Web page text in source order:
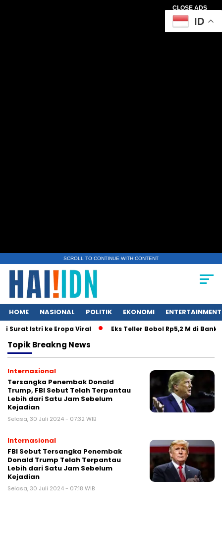
CLOSE ADS
SCROLL TO CONTINUE WITH CONTENT
HOME NASIONAL POLITIK EKONOMI ENTERTAINMENT
Surat Istri ke Eropa Viral Eks Teller Bobol Rp5,2 M di Bank
TopikBreakng News
Internasional
Tersangka Penembak Donald
Trump, FBI Sebut Telah Terpantau
Lebih dari Satu Jam Sebelum
Kejadian
Selasa, 30 Juli 2024 - 07:32 WIB
Internasional
FBI Sebut Tersangka Penembak
Donald Trump Telah Terpantau
Lebih dari Satu Jam Sebelum
Kejadian
Selasa, 30 Juli 2024 - 07:18 WIB
ID